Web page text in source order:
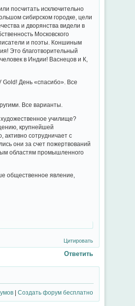
посчитать исключительно
сибирском городке, цели
и дворянства видели в
Московского
и поэты. Коншиным
Это благотворительный
в Индии! Васнецов и К,
День «спасибо». Все
Все варианты.
училище?
крупнейшей
активно сотрудничает с
они за счет пожертвований
областям промышленного
общественное явление,
Цитировать
Ответить
|Создать форум бесплатно